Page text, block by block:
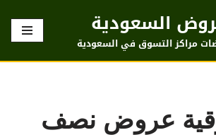
السعودية
مراكز التسوق في السعودية
عروض نصف